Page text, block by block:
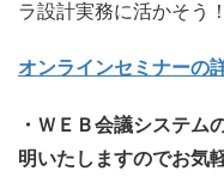
ラ設計実務に活かそう！
オンラインセミナーの
・ＷＥＢ会議システム
明いたしますのでお気